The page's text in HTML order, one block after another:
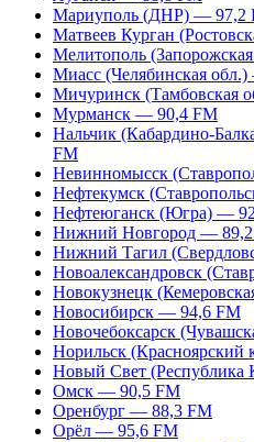
Мариуполь (ДНР) — 97,2
Матвеев Курган
Мелитополь
Миасс (Челябинская
Мичуринск (Тамбовская
Мурманск — 90,4 FM
Нальчик (Кабардино-
FM
Невинномысск
Нефтекумск
Нефтеюганск (Югра) —
Нижний Новгород —
Нижний Тагил
Новоалександровск
Новокузнецк
Новосибирск — 94,6 FM
Новочебоксарск
Норильск
Новый Свет
Омск — 90,5 FM
Оренбург — 88,3 FM
Орёл — 95,6 FM